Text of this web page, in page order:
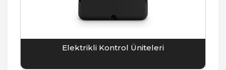
Elektrikli Kontrol Üniteleri